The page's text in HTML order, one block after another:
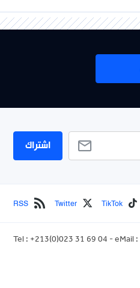
اشتراك
TikTok
Twitter
RSS
Tel : +213(0)023 31 69 04 - eMail :